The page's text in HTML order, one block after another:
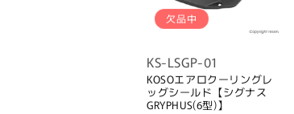
欠品中
KS-LSGP-01
KOSOエアロクーリングレ
ッグシールド【シグナス
GRYPHUS(6型)】